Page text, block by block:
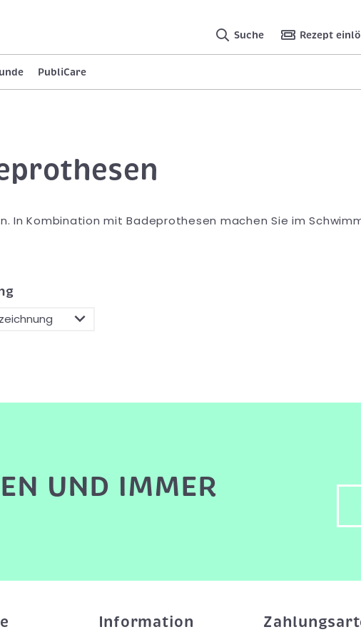
Suche Rezept
PubliCare
In Kombination mit Badeprothesen machen Sie im
UND IMMER
Information